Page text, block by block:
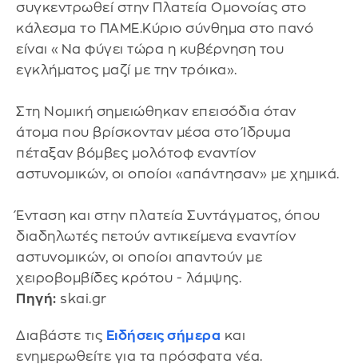
συγκεντρωθεί στην Πλατεία Ομονοίας στο
κάλεσμα το ΠΑΜΕ.Κύριο σύνθημα στο πανό
είναι «Να φύγει τώρα η κυβέρνηση του
εγκλήματος μαζί με την τρόικα».
Στη Νομική σημειώθηκαν επεισόδια όταν
άτομα που βρίσκονταν μέσα στο Ίδρυμα
πέταξαν βόμβες μολότοφ εναντίον
αστυνομικών, οι οποίοι «απάντησαν» με χημικά.
Ένταση και στην πλατεία Συντάγματος, όπου
διαδηλωτές πετούν αντικείμενα εναντίον
αστυνομικών, οι οποίοι απαντούν με
χειροβομβίδες κρότου - λάμψης.
Πηγή: skai.gr
Διαβάστε τις Ειδήσεις σήμερα και
ενημερωθείτε για τα πρόσφατα νέα.